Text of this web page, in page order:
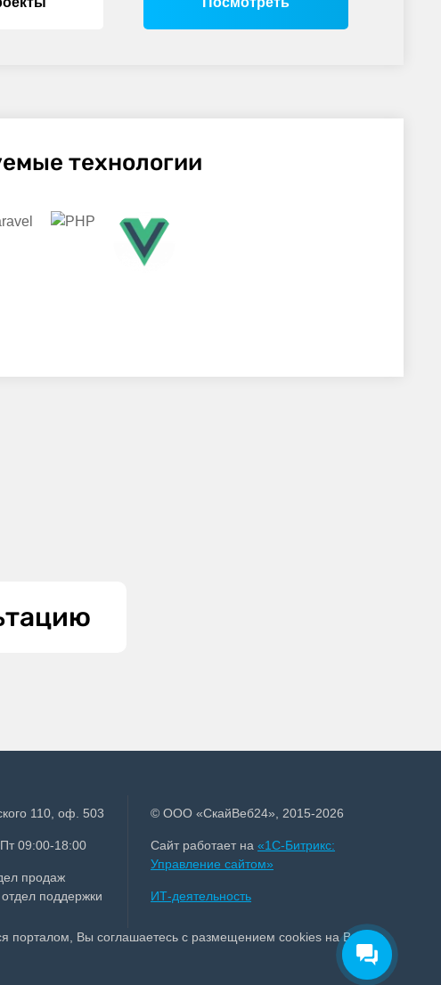
технологии
110, оф. 503
09:00-18:00
продаж
поддержки
© ООО «СкайВеб24», 2015-2026
Сайт работает на «1С-Битрикс:
Управление сайтом»
ИТ-деятельность
порталом, Вы соглашаетесь с размещением cookies на Вашем